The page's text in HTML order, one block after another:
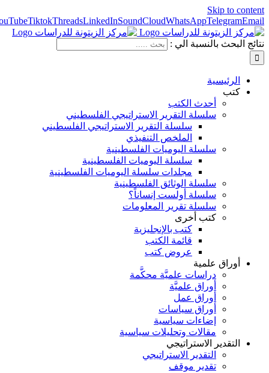
Skip to content
TiktokThreadsLinkedInSoundCloudWhatsAppTelegramEmail
نتائج البحث بالنسبة الي :
الرئيسية
كتب
أحدث الكتب
سلسلة التقرير الاستراتيجي الفلسطيني
سلسلة التقرير الاستراتيجي الفلسطيني
الملخص التنفيذي
سلسلة اليوميات الفلسطينية
سلسلة اليوميات الفلسطينية
مجلدات سلسلة اليوميات الفلسطينية
سلسلة الوثائق الفلسطينية
سلسلة أولست إنساناً؟
سلسلة تقرير المعلومات
كتب أخرى
كتب بالإنجليزية
قائمة الكتب
عروض كتب
أوراق علمية
دراسات علميَّة محكَّمة
أوراق علميَّة
أوراق عمل
أوراق سياسات
إضاءات سياسية
مقالات وتحليلات سياسية
التقدير الاستراتيجي
التقدير الاستراتيجي
تقدير موقف